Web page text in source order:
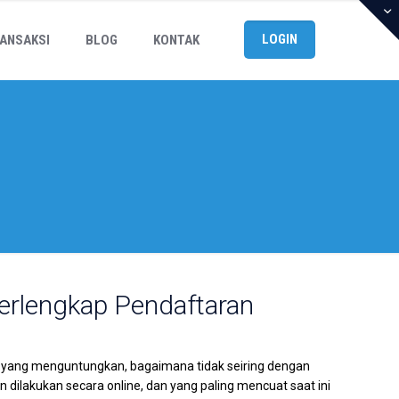
BLOG KONTAK LOGIN
Pendaftaran
menguntungkan, bagaimana tidak seiring dengan
secara online, dan yang paling mencuat saat ini